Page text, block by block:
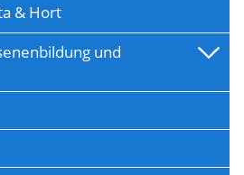
& Hort
und